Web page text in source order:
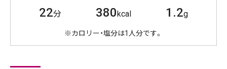
22分 380kcal 1.2g
※カロリー・塩分は1人分です。